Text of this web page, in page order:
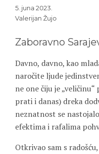
5. juna 2023.
Valerijan Žujo
Zaboravno
Davno, davno, kao
naročite ljude
ne one čiju je
prati i danas) dreka
neznatnost se
efektima i rafalima
Otkrivao sam s